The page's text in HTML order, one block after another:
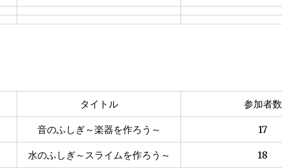
タイトル 参加者数
音のふしぎ～楽器を作ろう～ 17
水のふしぎ～スライムを作ろう～ 18